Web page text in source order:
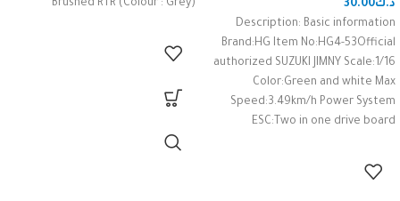
د.ك30.00
Description: Basic information
Brand:HG Item No:HG4-53Official
authorized SUZUKI JIMNY Scale:1/16
Color:Green and white Max
Speed:3.49km/h Power System
ESC:Two in one drive board
Brushed RTR (Colour : Grey)